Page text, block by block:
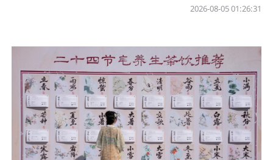
01:26:31 2026-08-05